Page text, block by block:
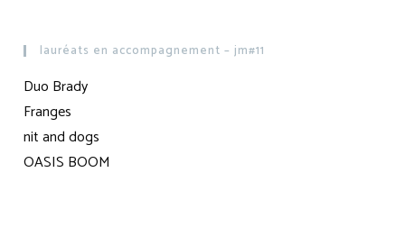
lauréats en accompagnement – jm#11
Duo Brady
Franges
nit and dogs
OASIS BOOM